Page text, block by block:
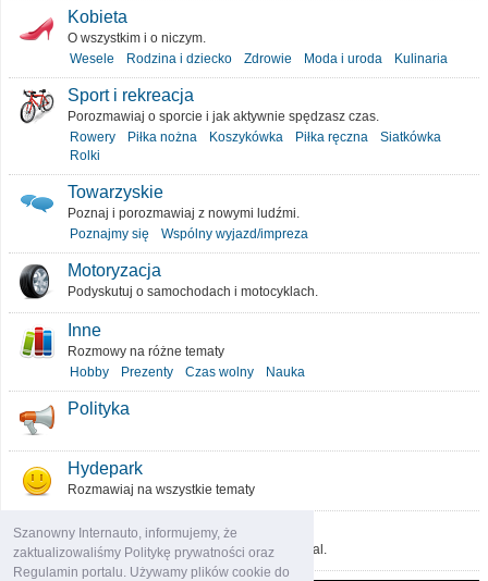
Szanowny Internauto, informujemy, że
zaktualizowaliśmy Politykę prywatności oraz
Regulamin portalu. Używamy plików cookie do
Kobieta
O wszystkim i o niczym.
Wesele
Rodzina i dziecko Zdrowie Moda i uroda Kulinaria
Sport i rekreacja
Porozmawiaj o sporcie i jak aktywnie spędzasz czas.
Rowery
Piłka nożna Koszykówka Piłka ręczna
Siatkówka
Rolki
Towarzyskie
Poznaj i porozmawiaj z nowymi ludźmi.
Poznajmy się
Wspólny wyjazd/impreza
Motoryzacja
Podyskutuj o samochodach i motocyklach.
Inne
Rozmowy na różne tematy
Hobby
Prezenty Czas wolny Nauka
Polityka
Hydepark
Rozmawiaj na wszystkie tematy
O portalu
Podziel się pomysłami, które ulepszą portal.